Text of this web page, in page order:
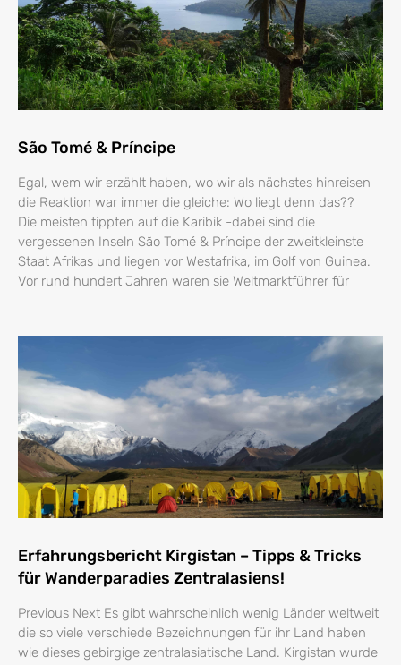
São Tomé & Príncipe
Egal, wem wir erzählt haben, wo wir als nächstes hinreisen-
die Reaktion war immer die gleiche: Wo liegt denn das??
Die meisten tippten auf die Karibik -dabei sind die
vergessenen Inseln São Tomé & Príncipe der zweitkleinste
Staat Afrikas und liegen vor Westafrika, im Golf von Guinea.
Vor rund hundert Jahren waren sie Weltmarktführer für
Erfahrungsbericht Kirgistan – Tipps & Tricks
für Wanderparadies Zentralasiens!
Previous Next Es gibt wahrscheinlich wenig Länder weltweit
die so viele verschiede Bezeichnungen für ihr Land haben
wie dieses gebirgige zentralasiatische Land. Kirgistan wurde